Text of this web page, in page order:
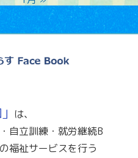
は、
自立訓練・就労継続B
福祉サービスを行う